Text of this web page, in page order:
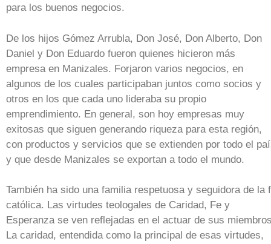
para los buenos negocios.
De los hijos Gómez Arrubla, Don José, Don Alberto, Don
Daniel y Don Eduardo fueron quienes hicieron más
empresa en Manizales. Forjaron varios negocios, en
algunos de los cuales participaban juntos como socios y
otros en los que cada uno lideraba su propio
emprendimiento. En general, son hoy empresas muy
exitosas que siguen generando riqueza para esta región,
con productos y servicios que se extienden por todo el
y que desde Manizales se exportan a todo el mundo.
También ha sido una familia respetuosa y seguidora de la
católica. Las virtudes teologales de Caridad, Fe y
Esperanza se ven reflejadas en el actuar de sus
La caridad, entendida como la principal de esas virtudes,